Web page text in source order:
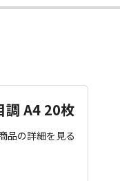
調 A4 20枚
品の詳細を見る